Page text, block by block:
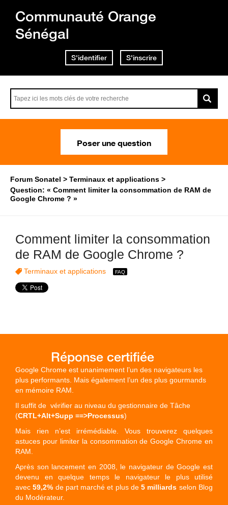
Communauté Orange
Sénégal
S'identifier S'inscrire
Poser une question
Forum Sonatel
Terminaux et applications
Question: « Comment limiter la consommation de RAM de
Google Chrome ? »
Comment limiter la consommation
de RAM de Google Chrome ?
Terminaux et applications
Google Chrome est unanimement l’un des navigateurs les
plus performants. Mais également l’un des plus gourmands
en mémoire RAM.
Il suffit de vérifier au niveau du gestionnaire de Tâche
(CRTL+Alt+Supp ==>Processus)
Mais rien n’est irrémédiable. Vous trouverez quelques
astuces pour limiter la consommation de Google Chrome en
RAM.
Après son lancement en 2008, le navigateur de Google est
devenu en quelque temps le navigateur le plus utilisé
avec59,2% de part marché et plus de5 milliards selon Blog
du Modérateur.